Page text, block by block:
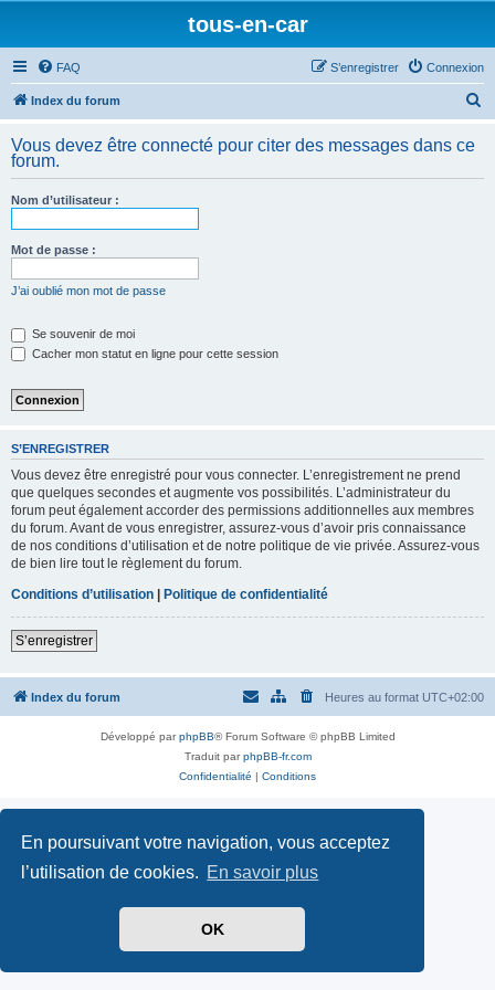
En poursuivant votre navigation, vous acceptez
l’utilisation de cookies. En savoir plus
OK
tous-en-car
FAQ Connexion
S’enregistrer
Index du forum
h
Vous devez être connecté pour citer des messages dans ce
forum.
Nom d’utilisateur :
Mot de passe :
J’ai oublié mon mot de passe
Se souvenir de moi
Cacher mon statut en ligne pour cette session
S’ENREGISTRER
Vous devez être enregistré pour vous connecter. L’enregistrement ne prend
que quelques secondes et augmente vos possibilités. L’administrateur du
forum peut également accorder des permissions additionnelles aux membres
du forum. Avant de vous enregistrer, assurez-vous d’avoir pris connaissance
de nos conditions d’utilisation et de notre politique de vie privée. Assurez-vous
de bien lire tout le règlement du forum.
Conditions d’utilisation | Politique de confidentialité
S’enregistrer
Index du forum Heures au format UTC+02:00
Développé parphpBB® Forum Software © phpBB Limited
Traduit parphpBB-fr.com
Confidentialité | Conditions